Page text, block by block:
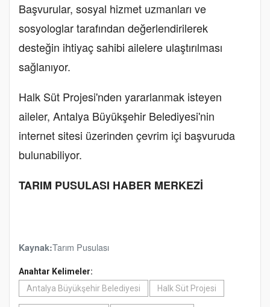
Başvurular, sosyal hizmet uzmanları ve
sosyologlar tarafından değerlendirilerek
desteğin ihtiyaç sahibi ailelere ulaştırılması
sağlanıyor.
Halk Süt Projesi'nden yararlanmak isteyen
aileler, Antalya Büyükşehir Belediyesi'nin
internet sitesi üzerinden çevrim içi başvuruda
bulunabiliyor.
TARIM PUSULASI HABER MERKEZİ
Kaynak:Tarım Pusulası
Anahtar Kelimeler:
Antalya Büyükşehir Belediyesi
Halk Süt Projesi